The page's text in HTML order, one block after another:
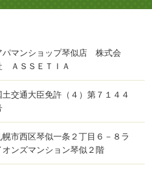
パマンショップ琴似店 株式会
ＡＳＳＥＴＩＡ
土交通大臣免許（４）第７１４４
幌市西区琴似一条２丁目６－８ラ
オンズマンション琴似２階